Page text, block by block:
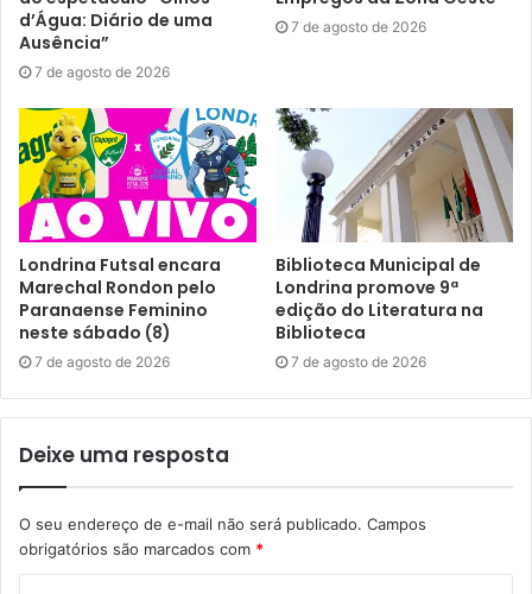
mandado de prisão patrulhamento preventivo
recuperação de veículo
Ronda escolar
d’Água: Diário de uma
Ausência”
7 de agosto de 2026
7 de agosto de 2026
Londrina Futsal encara
Marechal Rondon pelo
Paranaense Feminino
neste sábado (8)
7 de agosto de 2026
Biblioteca Municipal de
Londrina promove 9ª
edição do Literatura na
Biblioteca
7 de agosto de 2026
Deixe uma resposta
O seu endereço de e-mail não será publicado. Campos
obrigatórios são marcados com *